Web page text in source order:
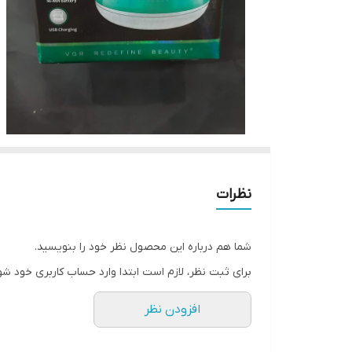
نظرات
شما هم درباره این محصول نظر خود را بنویسید.
برای ثبت نظر، لازم است ابتدا وارد حساب کاربری خود
افزودن نظر